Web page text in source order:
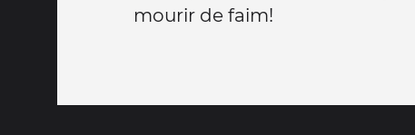
mourir de faim!